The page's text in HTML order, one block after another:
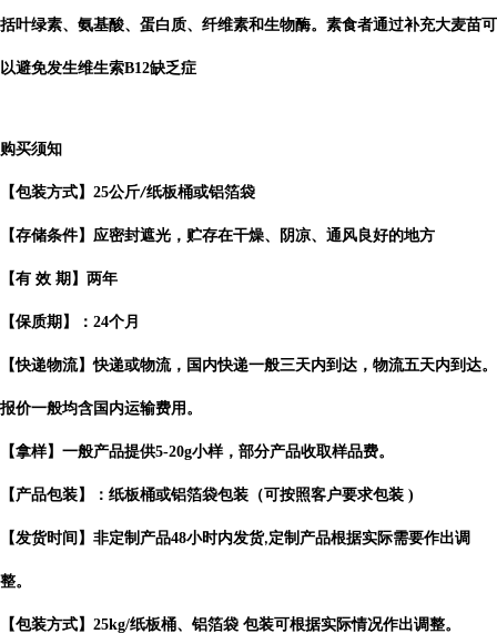
括叶绿素、氨基酸、蛋白质、纤维素和生物酶。素食者通过补充大麦苗可
以避免发生维生索B12缺乏症
购买须知
【包装方式】 25公斤/纸板桶或铝箔袋
【存储条件】应密封遮光，贮存在干燥、阴凉、通风良好的地方
【有 效 期】两年
【保质期】： 24个月
【快递物流】快递或物流，国内快递一般三天内到达，物流五天内到达。
报价一般均含国内运输费用。
【拿样】一般产品提供5-20g小样，部分产品收取样品费。
【产品包装】：纸板桶或铝箔袋包装（可按照客户要求包装 )
【发货时间】非定制产品48小时内发货,定制产品根据实际需要作出调
整。
【包装方式】 25kg/纸板桶、铝箔袋 包装可根据实际情况作出调整。